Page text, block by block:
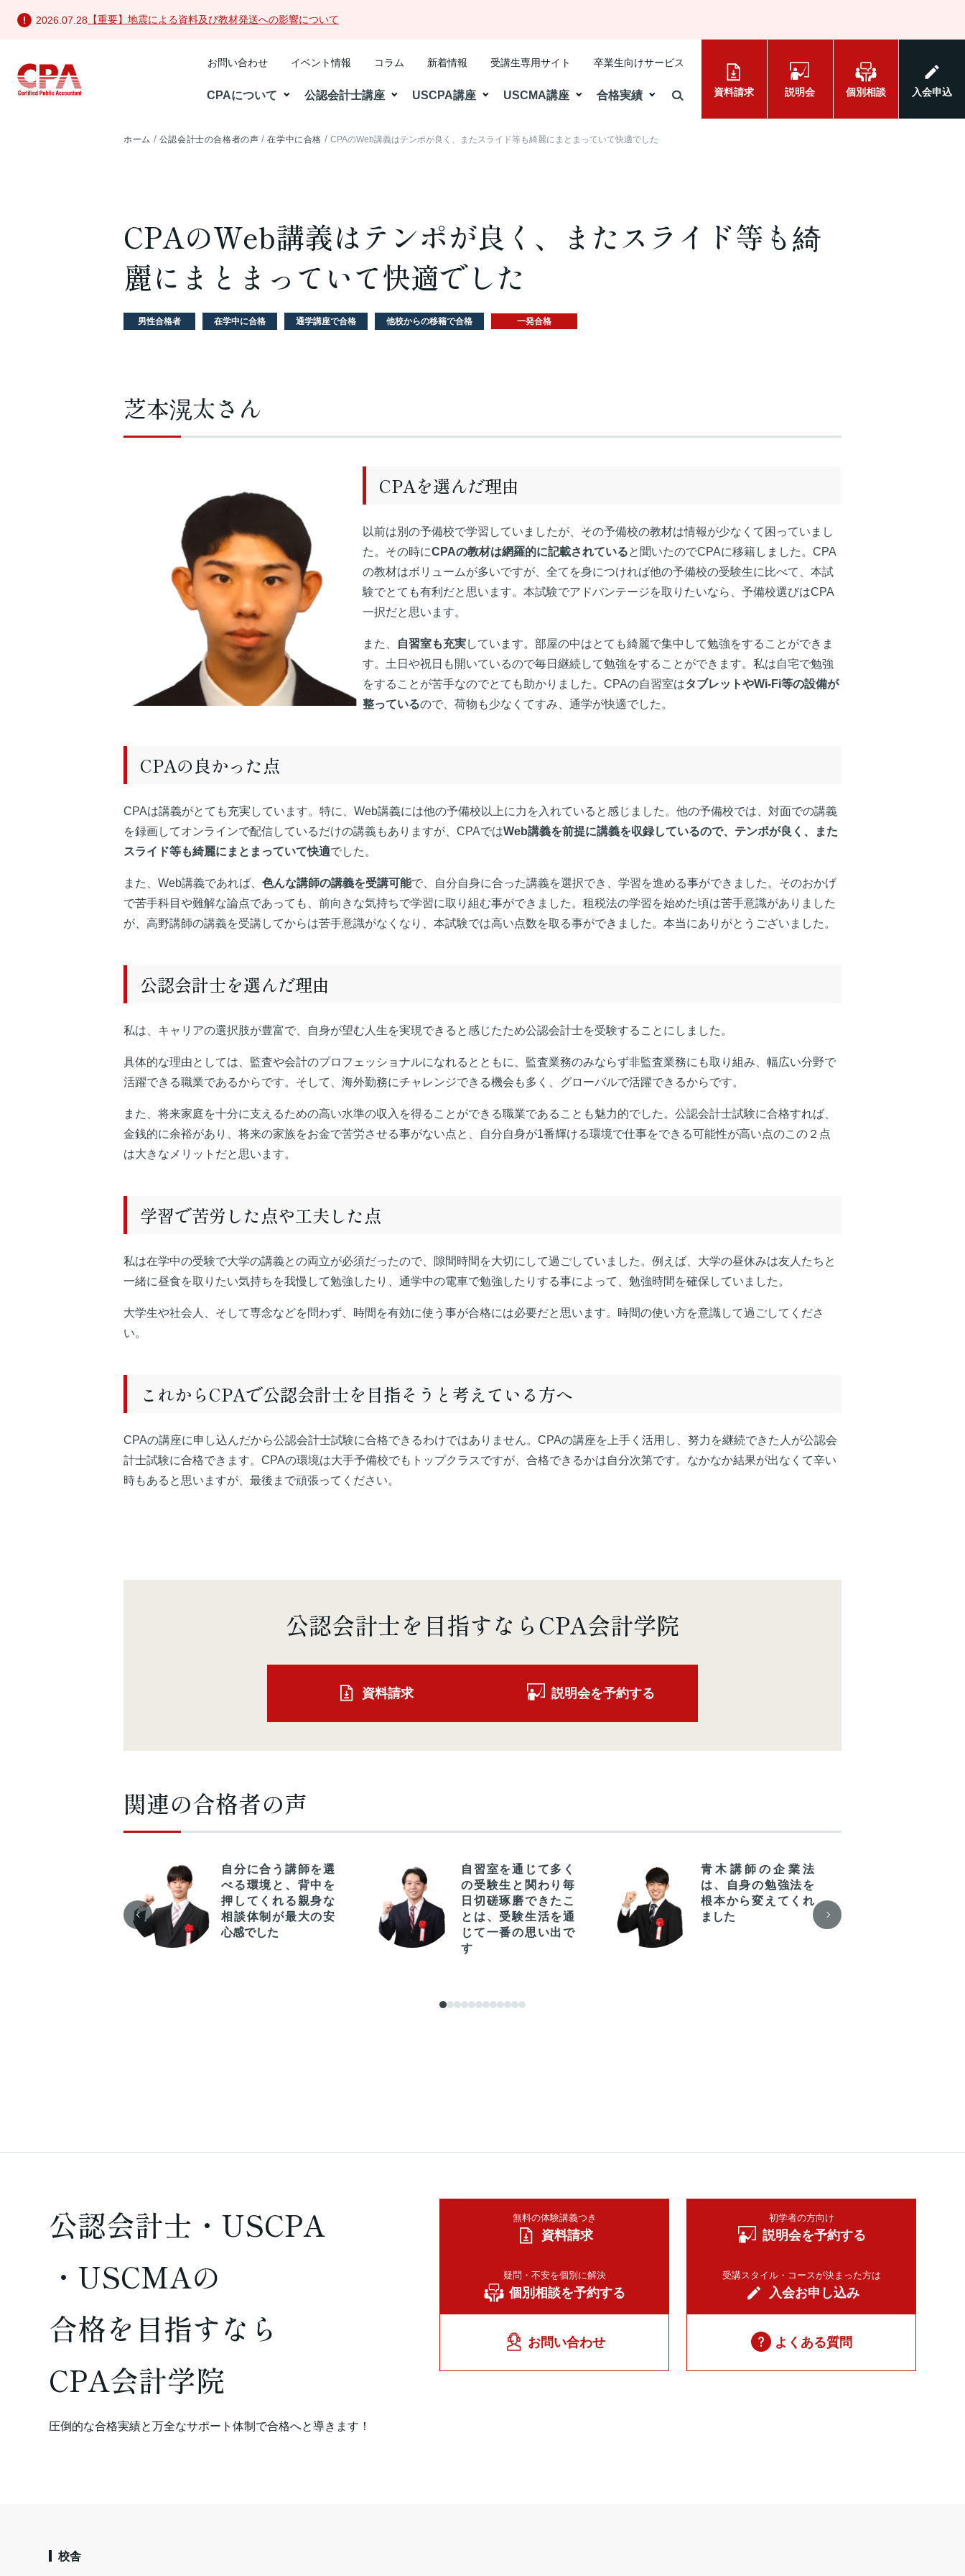
2026.07.28 【重要】地震による資料及び教材発送への影響について
CPAについて 公認会計士講座 USCPA講座 USCMA講座 合格実績
お問い合わせ イベント情報 コラム 新着情報 受講生専用サイト 卒業生向けサービス
資料請求 説明会 個別相談 入会申込
ホーム 公認会計士の合格者の声 在学中に合格 CPAのWeb講義はテンポが良く、またスライド等も綺麗にまとまっていて快適でした
CPAのWeb講義はテンポが良く、またスライド等も綺
麗にまとまっていて快適でした
男性合格者 在学中に合格 通学講座で合格 他校からの移籍で合格 一発合格
芝本滉太さん
CPAを選んだ理由
以前は別の予備校で学習していましたが、その予備校の教材は情報が少なくて困っていまし
た。その時にCPAの教材は網羅的に記載されていると聞いたのでCPAに移籍しました。CPA
の教材はボリュームが多いですが、全てを身につければ他の予備校の受験生に比べて、本試
験でとても有利だと思います。本試験でアドバンテージを取りたいなら、予備校選びはCPA
一択だと思います。
また、 自習室も充実しています。部屋の中はとても綺麗で集中して勉強をすることができま
す。土日や祝日も開いているので毎日継続して勉強をすることができます。私は自宅で勉強
をすることが苦手なのでとても助かりました。CPAの自習室はタブレットやWi-Fi等の設備が
整っているので、荷物も少なくてすみ、通学が快適でした。
CPAの良かった点
CPAは講義がとても充実しています。特に、Web講義には他の予備校以上に力を入れていると感じました。他の予備校では、対面での講義
を録画してオンラインで配信しているだけの講義もありますが、CPAではWeb講義を前提に講義を収録しているので、テンポが良く、また
スライド等も綺麗にまとまっていて快適でした。
また、Web講義であれば、 色んな講師の講義を受講可能で、自分自身に合った講義を選択でき、学習を進める事ができました。そのおかげ
で苦手科目や難解な論点であっても、前向きな気持ちで学習に取り組む事ができました。租税法の学習を始めた頃は苦手意識がありました
が、高野講師の講義を受講してからは苦手意識がなくなり、本試験では高い点数を取る事ができました。本当にありがとうございました。
公認会計士を選んだ理由
私は、キャリアの選択肢が豊富で、自身が望む人生を実現できると感じたため公認会計士を受験することにしました。
具体的な理由としては、監査や会計のプロフェッショナルになれるとともに、監査業務のみならず非監査業務にも取り組み、幅広い分野で
活躍できる職業であるからです。そして、海外勤務にチャレンジできる機会も多く、グローバルで活躍できるからです。
また、将来家庭を十分に支えるための高い水準の収入を得ることができる職業であることも魅力的でした。公認会計士試験に合格すれば、
金銭的に余裕があり、将来の家族をお金で苦労させる事がない点と、自分自身が1番輝ける環境で仕事をできる可能性が高い点のこの２点
は大きなメリットだと思います。
学習で苦労した点や工夫した点
私は在学中の受験で大学の講義との両立が必須だったので、隙間時間を大切にして過ごしていました。例えば、大学の昼休みは友人たちと
一緒に昼食を取りたい気持ちを我慢して勉強したり、通学中の電車で勉強したりする事によって、勉強時間を確保していました。
大学生や社会人、そして専念などを問わず、時間を有効に使う事が合格には必要だと思います。時間の使い方を意識して過ごしてくださ
い。
これからCPAで公認会計士を目指そうと考えている方へ
CPAの講座に申し込んだから公認会計士試験に合格できるわけではありません。CPAの講座を上手く活用し、努力を継続できた人が公認会
計士試験に合格できます。CPAの環境は大手予備校でもトップクラスですが、合格できるかは自分次第です。なかなか結果が出なくて辛い
時もあると思いますが、最後まで頑張ってください。
公認会計士を 目指すならCPA会計学院
資料請求 説明会を予約する
関連の合格者の声
自分に合う講師を選
べる環境と、背中を
押してくれる親身な
相談体制が最大の安
心感でした
自習室を通じて多く
の受験生と関わり毎
日切磋琢磨できたこ
とは、受験生活を通
じて一番の思い出で
す
青木講師の企業法
は、自身の勉強法を
根本から変えてくれ
ました
公認会計士・USCPA
・USCMAの
合格を 目指すなら
CPA会計学院
圧倒的な合格実績と万全なサポート体制で合格へと導きます！
無料の体験講義つき
資料請求
初学者の方向け
説明会を予約する
疑問・不安を個別に解決
個別相談を予約する
受講スタイル・コースが決まった方は
入会お申し込み
お問い合わせ よくある質問
校舎